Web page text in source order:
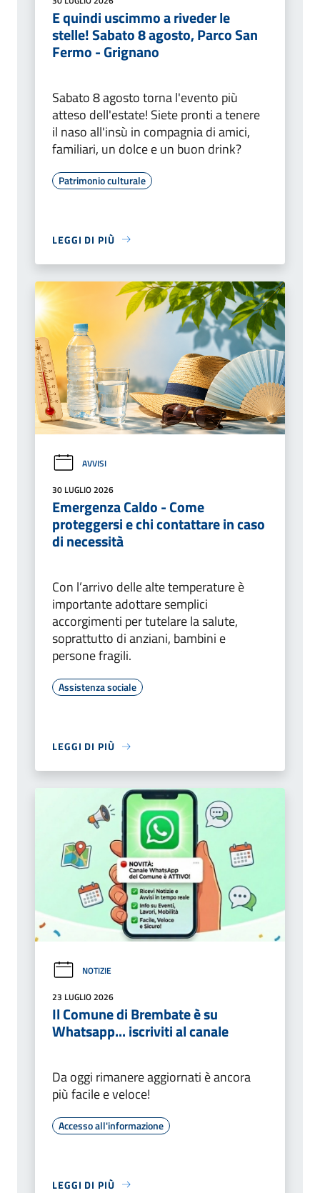
E quindi uscimmo a riveder le
stelle! Sabato 8 agosto, Parco San
Fermo - Grignano
Sabato 8 agosto torna l'evento più
atteso dell'estate! Siete pronti a tenere
il naso all'insù in compagnia di amici,
familiari, un dolce e un buon drink?
Patrimonio culturale
LEGGI DI PIÙ
AVVISI
30 LUGLIO 2026
Emergenza Caldo - Come
proteggersi e chi contattare in caso
di necessità
Con l’arrivo delle alte temperature è
importante adottare semplici
accorgimenti per tutelare la salute,
soprattutto di anziani, bambini e
persone fragili.
Assistenza sociale
LEGGI DI PIÙ
NOTIZIE
23 LUGLIO 2026
Il Comune di Brembate è su
Whatsapp... iscriviti al canale
Da oggi rimanere aggiornati è ancora
più facile e veloce!
Accesso all'informazione
LEGGI DI PIÙ